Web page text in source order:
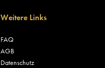
Weitere Links
FAQ
AGB
Datenschutz